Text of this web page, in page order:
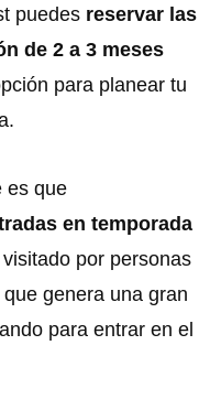
puedes reservar las
de 2 a 3 meses
para planear tu
es que
en temporada
por personas
genera una gran
para entrar en el